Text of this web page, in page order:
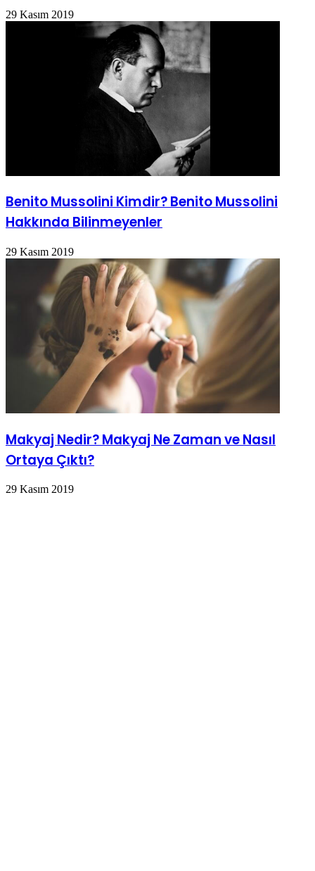
29 Kasım 2019
Benito Mussolini Kimdir? Benito Mussolini
Hakkında Bilinmeyenler
29 Kasım 2019
Makyaj Nedir? Makyaj Ne Zaman ve Nasıl
Ortaya Çıktı?
29 Kasım 2019